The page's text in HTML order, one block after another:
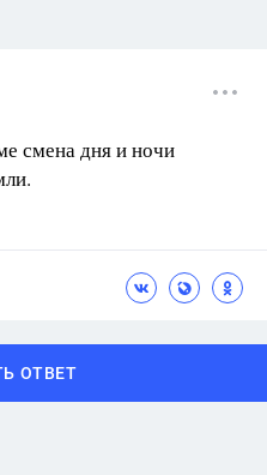
смена дня и ночи
ОТВЕТ